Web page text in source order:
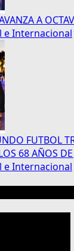
A
e Internacional
FUTBOL
68 AÑOS
e Internacional